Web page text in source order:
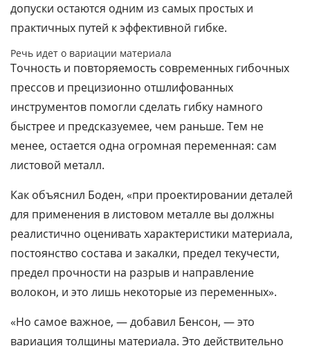
допуски остаются одним из самых простых и
практичных путей к эффективной гибке.
Речь идет о вариации материала
Точность и повторяемость современных гибочных
прессов и прецизионно отшлифованных
инструментов помогли сделать гибку намного
быстрее и предсказуемее, чем раньше. Тем не
менее, остается одна огромная переменная: сам
листовой металл.
Как объяснил Боден, «при проектировании деталей
для применения в листовом металле вы должны
реалистично оценивать характеристики материала,
постоянство состава и закалки, предел текучести,
предел прочности на разрыв и направление
волокон, и это лишь некоторые из переменных».
«Но самое важное, — добавил Бенсон, — это
вариация толщины материала. Это действительно